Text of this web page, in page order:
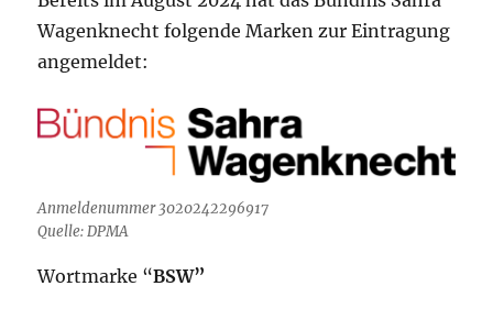
Wagenknecht folgende Marken zur Eintragung
angemeldet:
Anmeldenummer 3020242296917
Quelle: DPMA
Wortmarke “BSW”